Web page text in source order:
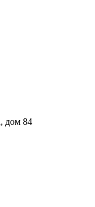
дом 84